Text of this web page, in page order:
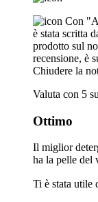
Con
è stata scritta
prodotto sul
recensione, è
Chiudere la
Valuta con 5
Ottimo
Il miglior
ha la pelle del
Ti è stata utile